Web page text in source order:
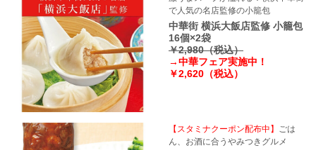
で人気の名店監修の小籠包
中華街 横浜大飯店監修 小籠包
16個×2袋
￥2,980（税込）
→中華フェア実施中！
￥2,620（税込）
【スタミナクーポン配布中】
ごは
ん、お酒に合うやみつきグルメ